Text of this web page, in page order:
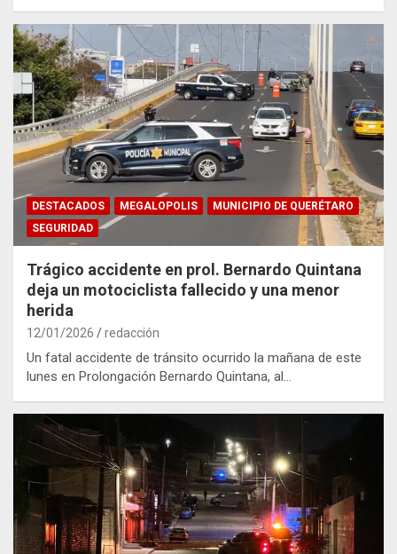
DESTACADOS MEGALOPOLIS
MUNICIPIO DE QUERÉTARO
SEGURIDAD
Trágico accidente en prol. Bernardo Quintana
deja un motociclista fallecido y una menor
herida
12/01/2026 redacción
Un fatal accidente de tránsito ocurrido la mañana de este
lunes en Prolongación Bernardo Quintana, al…